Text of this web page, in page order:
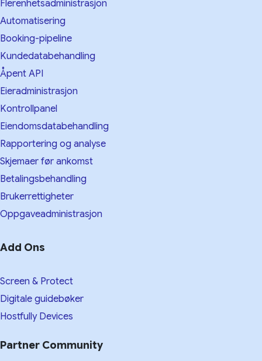
Flerenhetsadministrasjon
Automatisering
Booking-pipeline
Kundedatabehandling
Åpent API
Eieradministrasjon
Kontrollpanel
Eiendomsdatabehandling
Rapportering og analyse
Skjemaer før ankomst
Betalingsbehandling
Brukerrettigheter
Oppgaveadministrasjon
Add Ons
Screen & Protect
Digitale guidebøker
Hostfully Devices
Partner Community